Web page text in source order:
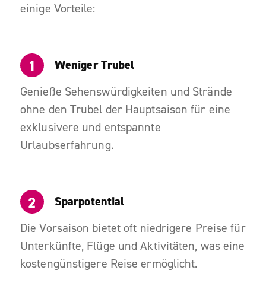
einige Vorteile:
Weniger Trubel
Genieße Sehenswürdigkeiten und Strände
ohne den Trubel der Hauptsaison für eine
exklusivere und entspannte
Urlaubserfahrung.
Sparpotential
Die Vorsaison bietet oft niedrigere Preise für
Unterkünfte, Flüge und Aktivitäten, was eine
kostengünstigere Reise ermöglicht.